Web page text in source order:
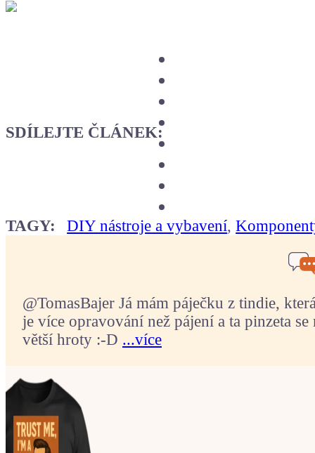
SDÍLEJTE ČLÁNEK:
TAGY: DIY nástroje a vybavení,
@TomasBajer Já mám páječku z tindie,
je více opravování než pájení a ta pinzeta
větší hroty :-D ...více